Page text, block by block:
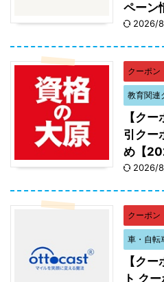
ペーン
2026/
クーポン
教育関連
【ク
引クー
め【
2026/
クーポン
車・自転
【ク
ト ク